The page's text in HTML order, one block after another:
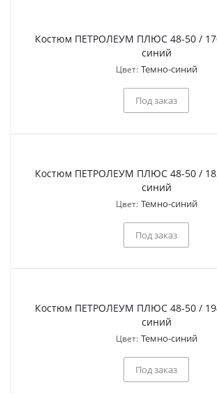
Костюм ПЕТРОЛЕУМ ПЛЮС 48-50 / 170-176 Темно-
синий
Цвет: Темно-синий
Под заказ
Костюм ПЕТРОЛЕУМ ПЛЮС 48-50 / 182-188 Темно-
синий
Цвет: Темно-синий
Под заказ
Костюм ПЕТРОЛЕУМ ПЛЮС 48-50 / 194-200 Темно-
синий
Цвет: Темно-синий
Под заказ